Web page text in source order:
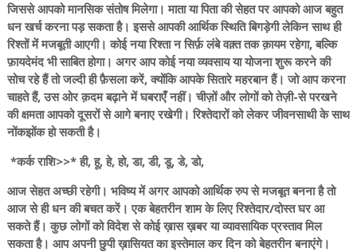
जिससे आपको मानसिक संतोष मिलेगा। माता या पिता की सेहत पर आपको आज बहुत
धन खर्च करना पड़ सकता है। इससे आपकी आर्थिक स्थिति बिगड़ेगी लेकिन साथ ही
रिश्तों में मजबूती आएगी। कोई नया रिश्ता न सिर्फ़ लंबे वक़्त तक क़ायम रहेगा, बल्कि
फ़ायदेमंद भी साबित होगा। अगर आप कोई नया व्यवसाय या योजना शुरू करने की
सोच रहे हैं तो जल्दी ही फ़ैसला करें, क्योंकि आपके सितारे महरबान हैं। जो आप करना
चाहते हैं, उस ओर क़दम बढ़ाने में घबराएँ नहीं। चीज़ों और लोगों को तेज़ी-से परखने
की क्षमता आपको दूसरों से आगे बनाए रखेगी। रिश्तेदारों को लेकर जीवनसाथी के साथ
नोंकझोंक हो सकती है।
*कर्क राशि>>* ही, हू, हे, हो, डा, डी, डू, डे, डो,
आज सेहत अच्छी रहेगी। भविष्य में अगर आपको आर्थिक रुप से मजबूत बनना है तो
आज से ही धन की बचत करें। एक बेहतरीन शाम के लिए रिश्तेदार/दोस्त घर आ
सकते हैं। कुछ लोगों को विदेश से कोई ख़ास ख़बर या व्यावसायिक प्रस्ताव मिल
सकता है। आप अपनी छुपी ख़ासियत का इस्तेमाल कर दिन को बेहतरीन बनाएंगे।